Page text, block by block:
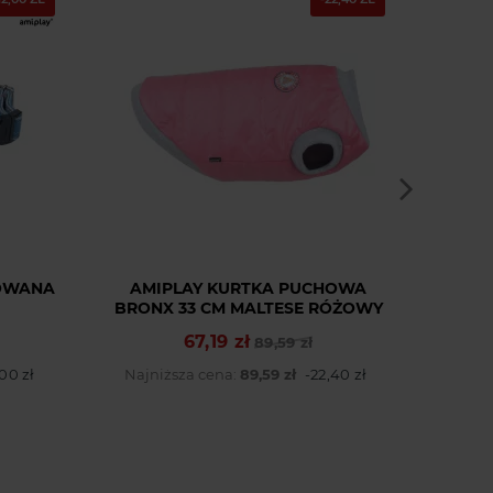
zł
AMIPLAY KURTKA PUCHOWA
BRONX 33 CM MALTESE RÓŻOWY
Cena podstawowa
89,59 zł
Cena
67,19 zł
Najniższa cena: 89,59 zł -22,40 zł